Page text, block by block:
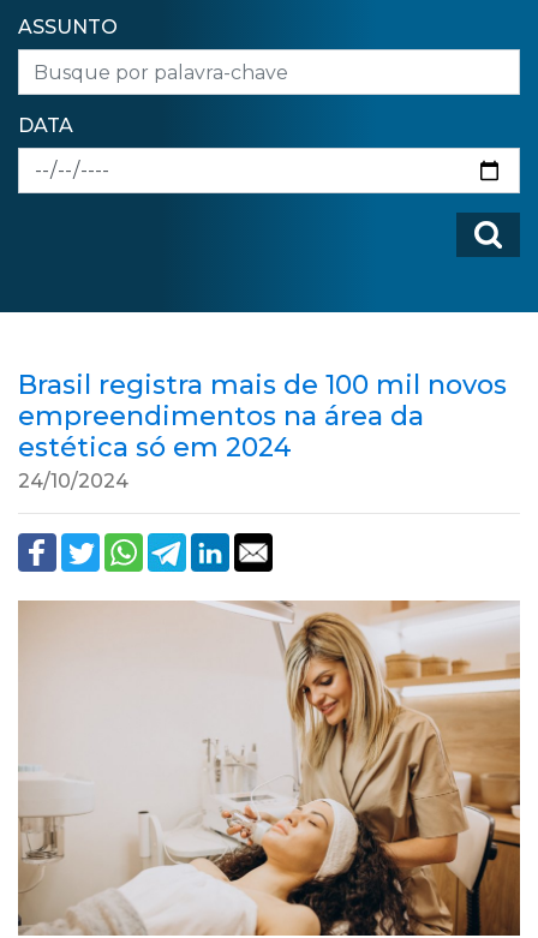
ASSUNTO
DATA
Brasil registra mais de 100 mil novos
empreendimentos na área da
estética só em 2024
24/10/2024